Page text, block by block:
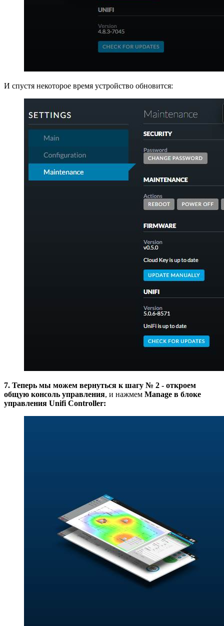
И спустя некоторое время устройство обновится:
7. Теперь мы можем вернуться к шагу № 2 - откроем
общую консоль управления, и нажмем Manage в блоке
управления Unifi Controller: